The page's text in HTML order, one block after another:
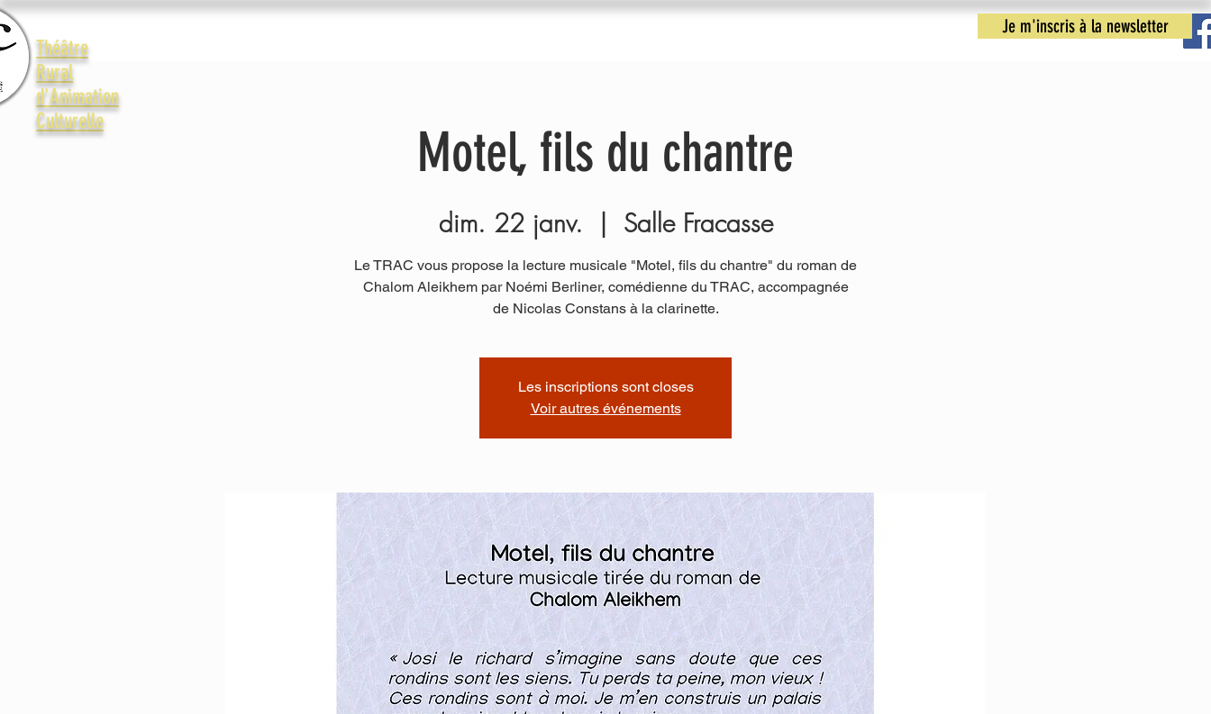
Je m'inscris à la newsletter
Nous contacter
Motel, fils du chantre
dim. 22 janv.
  |
Salle Fracasse
Le TRAC vous propose la lecture musicale "Motel, fils du chantre" du roman de
Chalom Aleikhem par Noémi Berliner, comédienne du TRAC, accompagnée
de Nicolas Constans à la clarinette.
Les inscriptions sont closes
Voir autres événements
Théâtre
Rural
d'Animation
Culturelle